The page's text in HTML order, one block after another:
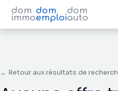
dom
immo
dom
emploi
dom
auto
← Retour aux résultats de